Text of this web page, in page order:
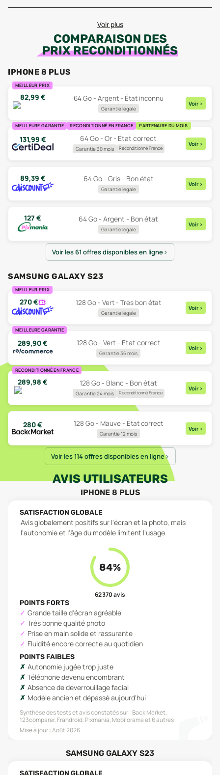
Voir plus
COMPARAISON DES
PRIX RECONDITIONNÉS
IPHONE 8 PLUS
MEILLEUR PRIX
82,99 € 64 Go - Argent - État inconnu
Garantie légale
Voir >
MEILLEURE GARANTIE RECONDITIONNÉ EN FRANCE PARTENAIRE DU MOIS
131,99 € 64 Go - Or - État correct
Garantie 30 mois Reconditionné France
Voir >
89,39 € 64 Go - Gris - Bon état
Garantie légale
Voir >
127 € 64 Go - Argent - Bon état
Garantie légale
Voir >
Voir les 61 offres disponibles en ligne
SAMSUNG GALAXY S23
MEILLEUR PRIX
270€ 128 Go - Vert - Très bon état
Garantie légale
Voir >
MEILLEURE GARANTIE
289,90€ 128 Go - Vert - État correct
Garantie 36 mois
Voir >
RECONDITIONNÉ EN FRANCE
289,98 € 128 Go - Blanc - Bon état
Garantie 24 mois Reconditionné France
Voir >
280€ 128 Go - Mauve - État correct
Garantie 12 mois
Voir >
Voir les 114 offres disponibles en ligne
AVIS UTILISATEURS
IPHONE 8 PLUS
SATISFACTION GLOBALE
Avis globalement positifs sur l'écran et la photo, mais
l'autonomie et l'âge du modèle limitent l'usage.
84%
62 370avis
POINTS FORTS
Grande taille d'écran agréable
Très bonne qualité photo
Prise en main solide et rassurante
Fluidité encore correcte au quotidien
POINTS FAIBLES
Autonomie jugée trop juste
Téléphone devenu encombrant
Absence de déverrouillage facial
Modèle ancien et dépassé aujourd'hui
Synthèse des tests et avis constatés sur : Back Market,
123comparer, Frandroid, Pixmania, Mobiloramaet 6 autres
Mise à jour :Août 2026
SAMSUNG GALAXY S23
SATISFACTION GLOBALE